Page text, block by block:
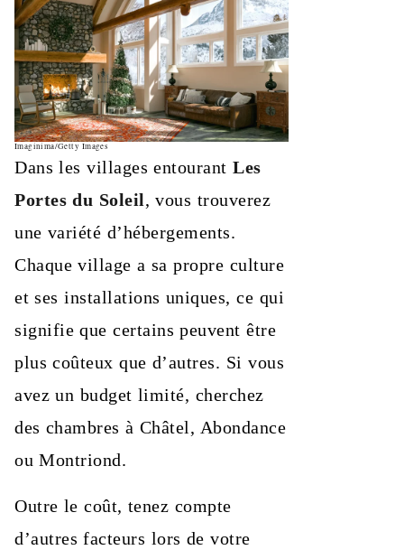
Imaginima/Getty Images
Dans les villages entourantLes
Portes du Soleil, vous trouverez
une variété d’hébergements.
Chaque village a sa propre culture
et ses installations uniques, ce qui
signifie que certains peuvent être
plus coûteux que d’autres. Si vous
avez un budget limité, cherchez
des chambres à Châtel, Abondance
ou Montriond.
Outre le coût, tenez compte
d’autres facteurs lors de votre